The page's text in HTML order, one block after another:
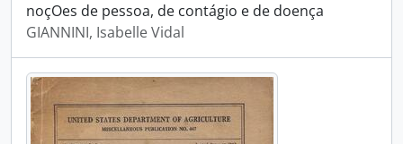
noçOes de pessoa, de contágio e de doença
GIANNINI, Isabelle Vidal